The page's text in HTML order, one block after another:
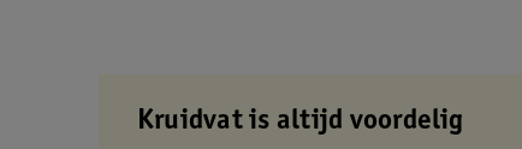
Kruidvat is altijd voordelig